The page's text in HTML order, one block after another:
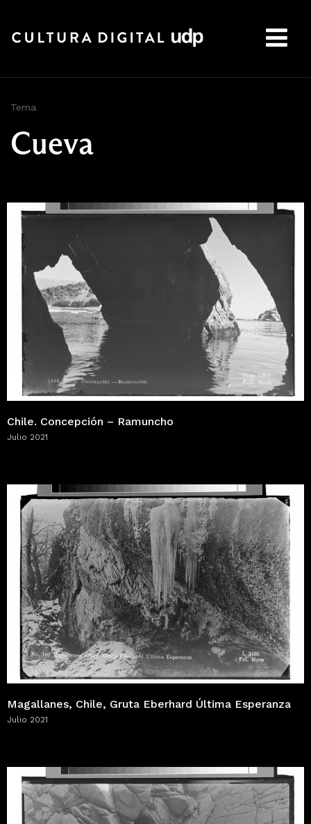
Tema
Cueva
Chile. Concepción – Ramuncho
Julio 2021
Magallanes, Chile, Gruta Eberhard Última Esperanza
Julio 2021